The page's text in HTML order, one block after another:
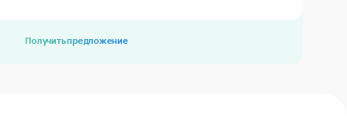
Получить предложение